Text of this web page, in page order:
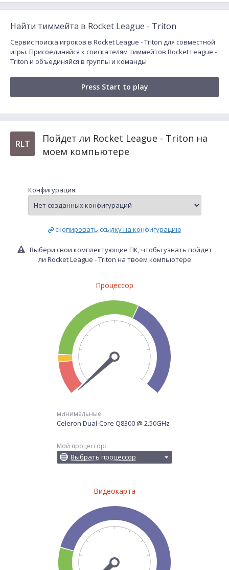
Найти тиммейта в Rocket League - Triton
Сервис поиска игроков в Rocket League - Triton для совместной
игры. Присоединяйся к соискателям тиммейтов Rocket League -
Triton и объединяйся в группы и команды
Press Start to play
RLT
Пойдет ли Rocket League - Triton на
моем компьютере
Конфигурация:
скопировать ссылку на конфигурацию
Выбери свои комплектующие ПК, чтобы узнать пойдет
ли Rocket League - Triton на твоем компьютере
Процессор
минимальные:
Celeron Dual-Core Q8300 @ 2.50GHz
Мой процессор:
Выбрать процессор
Видеокарта